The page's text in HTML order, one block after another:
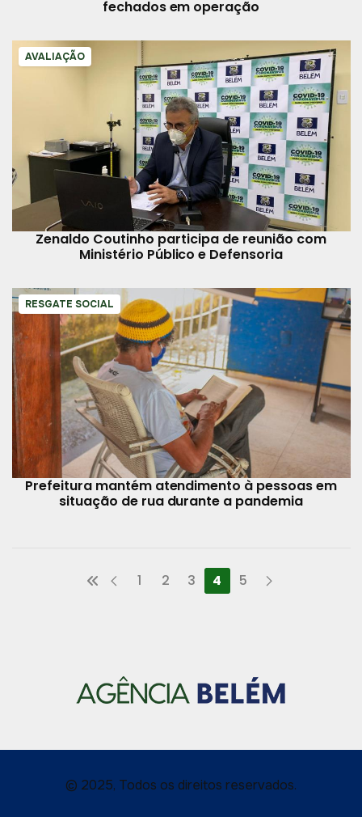
fechados em operação
AVALIAÇÃO
Zenaldo Coutinho participa de reunião com
Ministério Público e Defensoria
RESGATE SOCIAL
Prefeitura mantém atendimento à pessoas em
situação de rua durante a pandemia
1 2 3 4 5
© 2025, Todos os direitos reservados.